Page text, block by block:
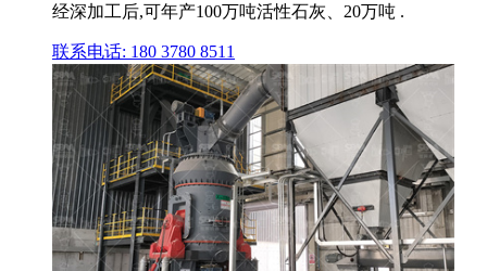
经深加工后,可年产100万吨活性石灰、20万吨 .
联系电话: 180 3780 8511